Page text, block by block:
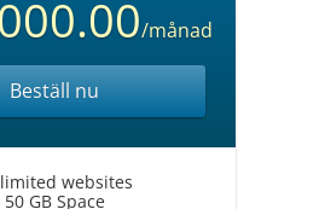
/månad
Beställ nu
websites
50 GB Space